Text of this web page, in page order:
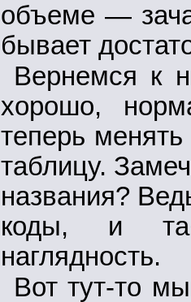
объеме —
бывает
Вернемся к
хорошо,
теперь
таблицу.
названия?
коды, и
наглядность.
Вот тут-то